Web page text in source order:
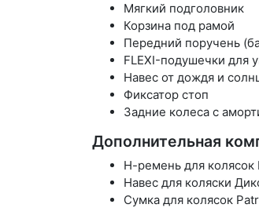
Мягкий подголовник
Корзина под рамой
Передний поручень
FLEXI-подушечки для
Навес от дождя и
Фиксатор стоп
Задние колеса с
Дополнительная
Н-ремень для колясок
Навес для коляски
Сумка для колясок